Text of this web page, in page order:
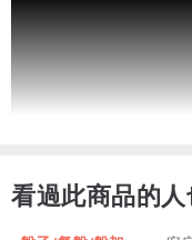
看過此商品的